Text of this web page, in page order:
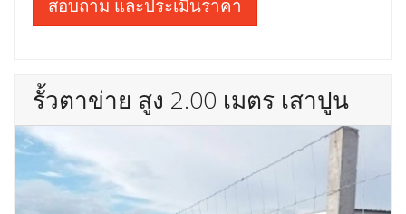
สอบถาม และประเมินราคา
รั้วตาข่าย สูง 2.00 เมตร เสาปูน